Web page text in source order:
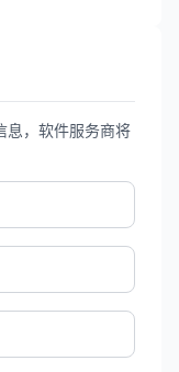
务全球超过
息，软件服务商将